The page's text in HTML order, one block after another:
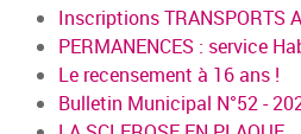
Inscriptions TRANSPORTS
PERMANENCES : service
Le recensement à 16 ans !
Bulletin Municipal N°52 -